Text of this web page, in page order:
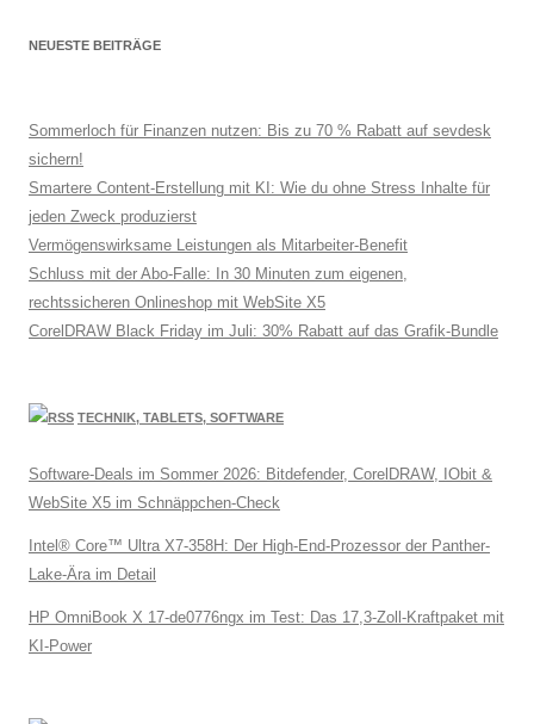
NEUESTE BEITRÄGE
Sommerloch für Finanzen nutzen: Bis zu 70 % Rabatt auf sevdesk
sichern!
Smartere Content-Erstellung mit KI: Wie du ohne Stress Inhalte für
jeden Zweck produzierst
Vermögenswirksame Leistungen als Mitarbeiter-Benefit
Schluss mit der Abo-Falle: In 30 Minuten zum eigenen,
rechtssicheren Onlineshop mit WebSite X5
CorelDRAW Black Friday im Juli: 30% Rabatt auf das Grafik-Bundle
TECHNIK, TABLETS, SOFTWARE
Software-Deals im Sommer 2026: Bitdefender, CorelDRAW, IObit &
WebSite X5 im Schnäppchen-Check
Intel® Core™ Ultra X7-358H: Der High-End-Prozessor der Panther-
Lake-Ära im Detail
HP OmniBook X 17-de0776ngx im Test: Das 17,3-Zoll-Kraftpaket mit
KI-Power